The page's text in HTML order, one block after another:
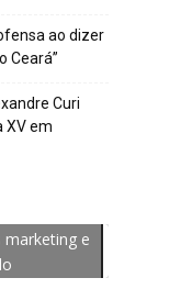
ao dizer
Ceará”
Curi
XV em
marketing e